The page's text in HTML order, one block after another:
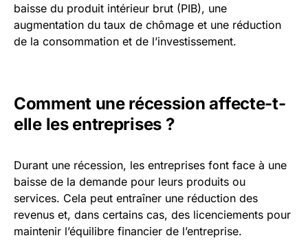
baisse du produit intérieur brut (PIB), une
augmentation du taux de chômage et une réduction
de la consommation et de l’investissement.
Comment une récession affecte-t-
elle les entreprises ?
Durant une récession, les entreprises font face à une
baisse de la demande pour leurs produits ou
services. Cela peut entraîner une réduction des
revenus et, dans certains cas, des licenciements pour
maintenir l’équilibre financier de l’entreprise.